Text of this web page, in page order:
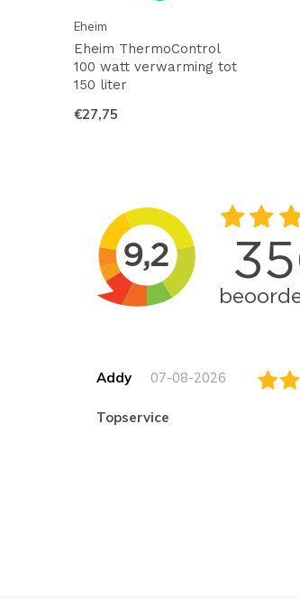
Eheim
Eheim ThermoControl
100 watt verwarming tot
150 liter
€27,75
Addy 07-08-2026
topservice